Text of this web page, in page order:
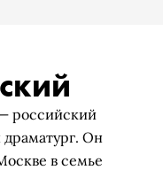
российский
драматург. Он
в семье